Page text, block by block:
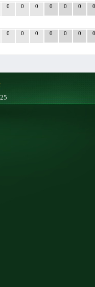
0 0 0 0 0 0 0
0 0 0 0 0 0 0